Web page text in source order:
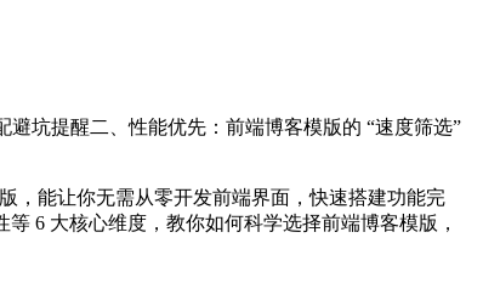
坑提醒二、性能优先：前端博客模版的 “速度筛选”
，能让你无需从零开发前端界面，快速搭建功能完
6 大核心维度，教你如何科学选择前端博客模版，